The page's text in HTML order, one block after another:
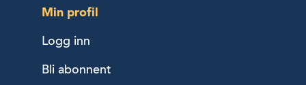
Min profil
Logg inn
Bli abonnent